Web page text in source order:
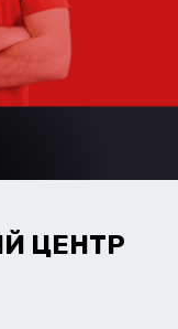
ЦЕНТР